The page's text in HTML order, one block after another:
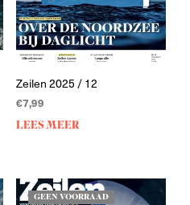
Zeilen 2025 / 12
€7,99
LEES MEER
GEEN VOORRAAD